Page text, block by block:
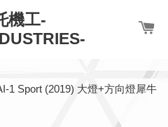
機工-
1 Sport (2019) 大燈+方向燈犀牛